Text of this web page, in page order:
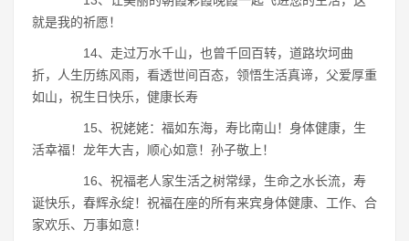
就是我的祈愿！
14、走过万水千山，也曾千回百转，道路坎坷曲
折，人生历练风雨，看透世间百态，领悟生活真谛，父爱厚重
如山，祝生日快乐，健康长寿
15、祝姥姥：福如东海，寿比南山！身体健康，生
活幸福！龙年大吉，顺心如意！孙子敬上！
16、祝福老人家生活之树常绿，生命之水长流，寿
诞快乐，春辉永绽！祝福在座的所有来宾身体健康、工作、合
家欢乐、万事如意！